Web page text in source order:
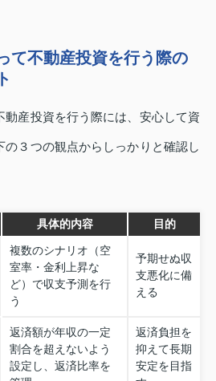
て不動産投資を行う際の
動産投資を行う際には、安心して資
３つの観点からしっかりと確認し
具体的内容 目的
複数のシナリオ（空
室率・金利上昇な
ど）で収支予測を行
う
予期せぬ収
支悪化に備
える
返済額が年収の一定
割合を超えないよう
設定し、返済比率を
返済負担を
抑えて長期
安定を目指